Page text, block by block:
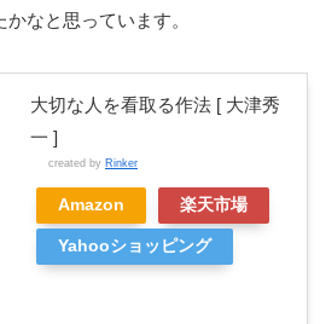
なと思っています。
大切な人を看取る作法 [ 大津秀
一 ]
created by Rinker
Amazon 楽天市場
Yahooショッピング